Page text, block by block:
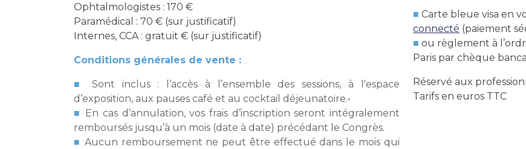
Ophtalmologistes : 170 €
Paramédical : 70 € (sur justificatif)
Internes, CCA : gratuit € (sur justificatif)
Conditions générales de vente :
Sont inclus : l’accès à l’ensemble des sessions, à l'espace
d’exposition, aux pauses café et au cocktail déjeunatoire.•
En cas d’annulation, vos frais d’inscription seront intégralement
remboursés jusqu’à un mois (date à date) précédant le Congrès.
Aucun remboursement ne peut être effectué dans le mois qui
Carte bleue visa en
connecté (paiement
ou règlement à
Paris par chèque
Réservé aux
Tarifs en euros TTC